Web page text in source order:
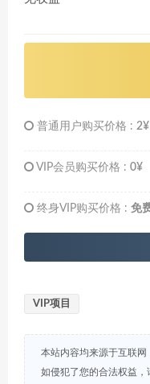
普通用户购买价格 : 2¥
VIP会员购买价格 : 0¥
终身VIP购买价格 : 免
VIP项目
本站内容均来源于互联网
如侵犯了您的合法权益，